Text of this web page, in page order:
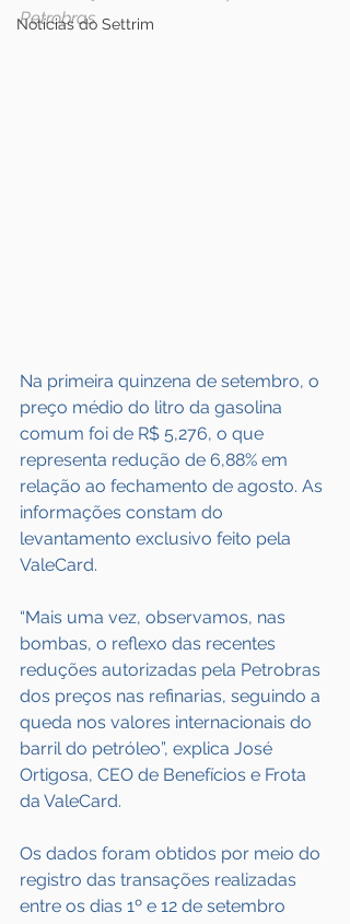
Notícias do Settrim
Petrobras
Na primeira quinzena de setembro, o
preço médio do litro da gasolina
comum foi de R$ 5,276, o que
representa redução de 6,88% em
relação ao fechamento de agosto. As
informações constam do
levantamento exclusivo feito pela
ValeCard.
“Mais uma vez, observamos, nas
bombas, o reflexo das recentes
reduções autorizadas pela Petrobras
dos preços nas refinarias, seguindo a
queda nos valores internacionais do
barril do petróleo”, explica José
Ortigosa, CEO de Benefícios e Frota
da ValeCard.
Os dados foram obtidos por meio do
registro das transações realizadas
entre os dias 1º e 12 de setembro